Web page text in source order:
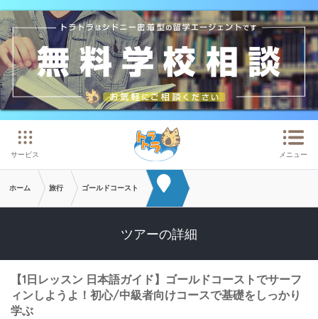
メインコンテンツへスキップ
サービス メニュー
ホーム 旅行 ゴールドコースト
ツアーの詳細
【1日レッスン 日本語ガイド】ゴールドコーストでサーフ
ィンしようよ！初心/中級者向けコースで基礎をしっかり
学ぶ